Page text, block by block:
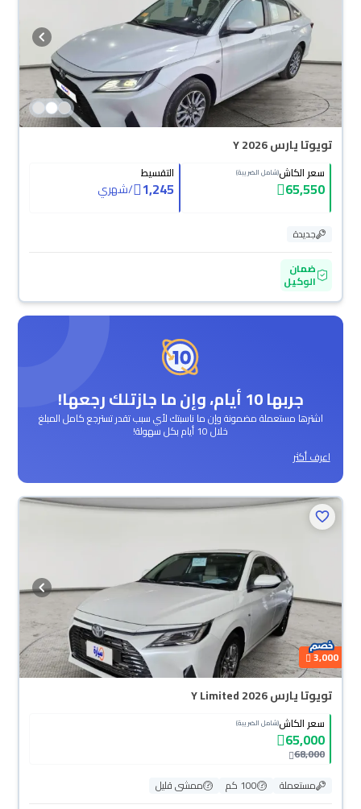
تويوتا يارس Y 2026
سعر الكاش(شامل الضريبة)
65,550
التقسيط
1,245
/شهري
جديدة
ضمان
الوكيل
جربها 10 أيام، وإن ما جازتلك رجعها!
اشترها مستعملة مضمونة وإن ما ناسبتك لأي سبب تقدر تسترجع كامل المبلغ
خلال 10 أيام بكل سهولة!
اعرف أكثر
3,000
تويوتا يارس Y Limited 2026
سعر الكاش(شامل الضريبة)
65,000
68,000
مستعملة
100 كم
ممشى قليل